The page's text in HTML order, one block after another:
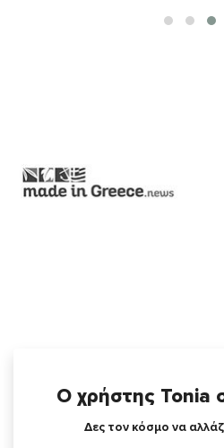
Ο χρήστης Tonia
Δες τον κόσμο να